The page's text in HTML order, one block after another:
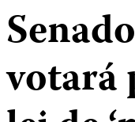
votará